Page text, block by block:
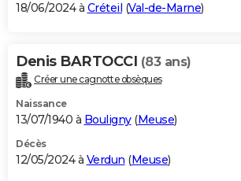
18/06/2024 à Créteil (Val-de-Marne)
Denis BARTOCCI (83 ans)
Créer une cagnotte obsèques
Naissance
13/07/1940 à Bouligny(Meuse)
Décès
12/05/2024 à Verdun (Meuse)